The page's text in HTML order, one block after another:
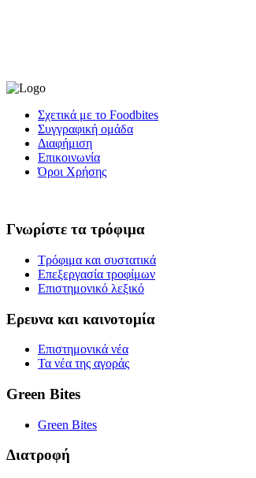
Σχετικά με το Foodbites
Συγγραφική ομάδα
Διαφήμιση
Επικοινωνία
Όροι Χρήσης
Γνωρίστε τα τρόφιμα
Τρόφιμα και συστατικά
Επεξεργασία τροφίμων
Επιστημονικό λεξικό
Ερευνα και καινοτομία
Επιστημονικά νέα
Τα νέα της αγοράς
Green Bites
Green Bites
Διατροφή